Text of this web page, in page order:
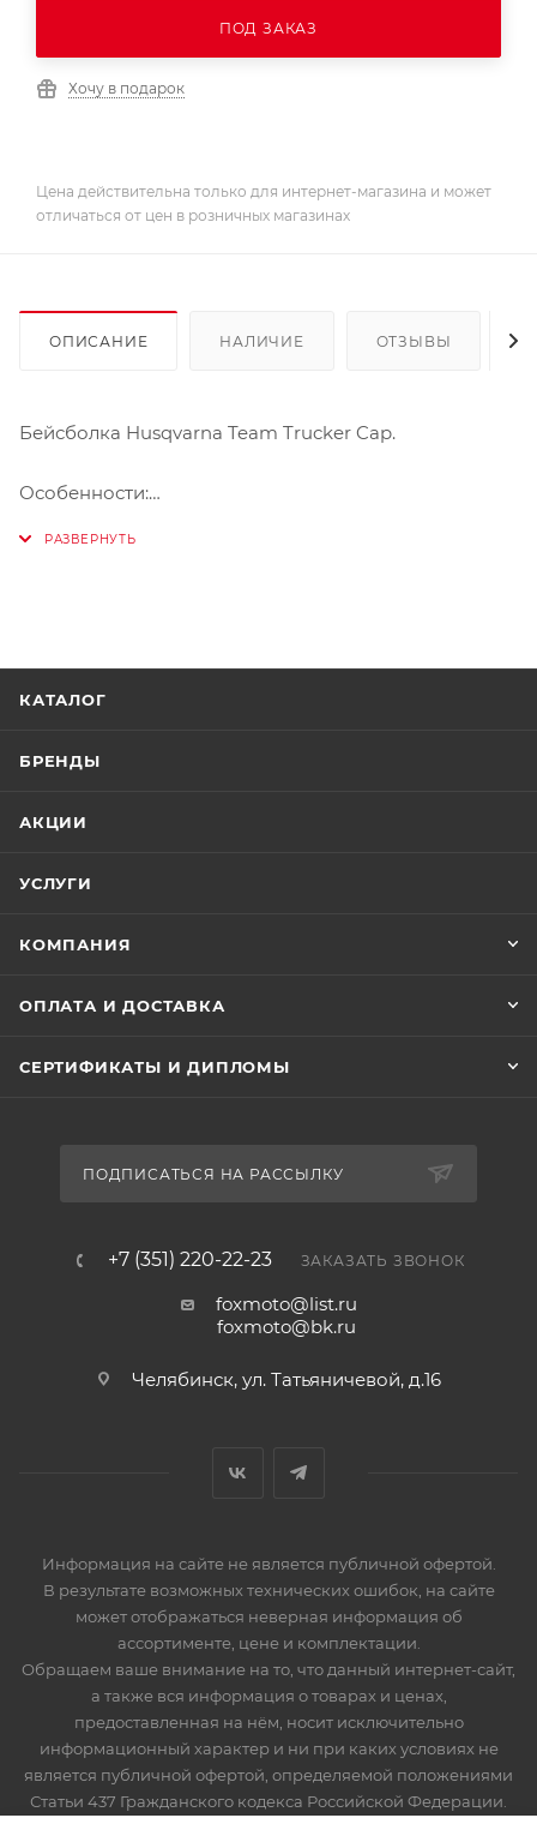
ПОД ЗАКАЗ
Хочу в подарок
Цена действительна только для интернет-магазина и может
отличаться от цен в розничных магазинах
ОПИСАНИЕ НАЛИЧИЕ ОТЗЫВЫ
Бейсболка Husqvarna Team Trucker Cap.
Особенности:
КАТАЛОГ
БРЕНДЫ
АКЦИИ
УСЛУГИ
КОМПАНИЯ
ОПЛАТА И ДОСТАВКА
СЕРТИФИКАТЫ И ДИПЛОМЫ
ПОДПИСАТЬСЯ НА РАССЫЛКУ
+7 (351) 220-22-23 ЗАКАЗАТЬ ЗВОНОК
foxmoto@list.ru
foxmoto@bk.ru
Челябинск, ул. Татьяничевой, д.16
Информация на сайте не является публичной офертой.
В результате возможных технических ошибок, на сайте
может отображаться неверная информация об
ассортименте, цене и комплектации.
Обращаем ваше внимание на то, что данный интернет-сайт,
а также вся информация о товарах и ценах,
предоставленная на нём, носит исключительно
информационный характер и ни при каких условиях не
является публичной офертой, определяемой положениями
Статьи 437 Гражданского кодекса Российской Федерации.